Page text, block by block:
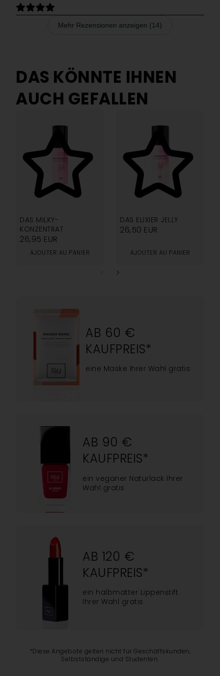
Mehr Rezensionen anzeigen (14)
DAS KÖNNTE IHNEN
AUCH GEFALLEN
DAS MILKY-
KONZENTRAT
26,95 EUR
AJOUTER AU PANIER
DAS ELIXIER JELLY
26,50 EUR
AJOUTER AU PANIER
AB 60 €
KAUFPREIS*
eine Maske Ihrer Wahl gratis
AB 90 €
KAUFPREIS*
ein veganer Naturlack Ihrer
Wahl gratis
AB 120 €
KAUFPREIS*
ein halbmatter Lippenstift
Ihrer Wahl gratis
*Diese Angebote gelten nicht für Geschäftskunden,
Selbstständige und Studenten.